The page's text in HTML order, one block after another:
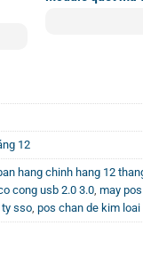
12
hang chinh hang 12
cong usb 2.0 3.0 may
ty sso pos chan de kim loai